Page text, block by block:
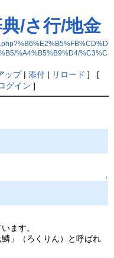
/さ行/地金
%A4%B5%B9%D4/%C3%C
ップ| 添付| リロード ] [
グイン ]
↑
ます。
」（ろくりん）と呼ばれ